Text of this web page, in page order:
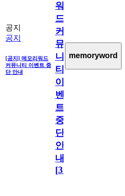
공지
공지
[공지] 메모리워드
커뮤니티 이벤트 중
단 안내
워
드
커
뮤
니
티
이
벤
트
중
단
안
내
[31
memoryword